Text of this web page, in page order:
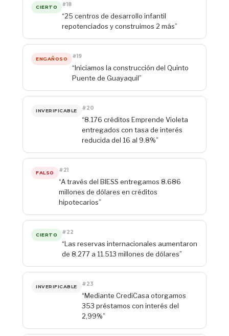
CIERTO #18
“25 centros de desarrollo infantil
repotenciados y construimos 2 más”
ENGAÑOSO #19
“Iniciamos la construcción del Quinto
Puente de Guayaquil”
INVERIFICABLE #20
“8.176 créditos Emprende Violeta
entregados con tasa de interés
reducida del 16 al 9.8%”
FALSO #21
“A través del BIESS entregamos 8.686
millones de dólares en créditos
hipotecarios”
CIERTO #22
“Las reservas internacionales aumentaron
de 8.277 a 11.513 millones de dólares”
INVERIFICABLE #23
“Mediante CrediCasa otorgamos
353 préstamos con interés del
2,99%”